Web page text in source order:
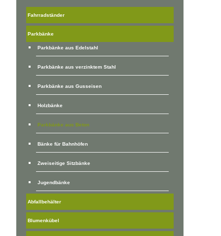
Fahrradständer
Parkbänke
Parkbänke aus Edelstahl
Parkbänke aus verzinktem Stahl
Parkbänke aus Gusseisen
Holzbänke
Parkbänke aus Beton
Bänke für Bahnhöfen
Zweiseitige Sitzbänke
Jugendbänke
Abfallbehälter
Blumenkübel